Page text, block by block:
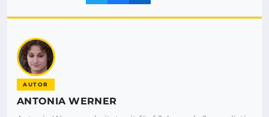
AUTOR
ANTONIA WERNER